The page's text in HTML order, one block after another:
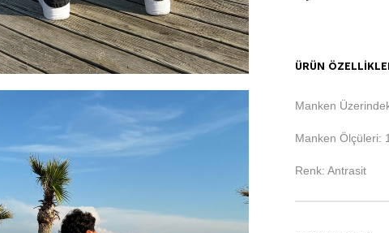
ÜRÜN
Manken
Manken Ölçüleri:
Renk: Antrasit